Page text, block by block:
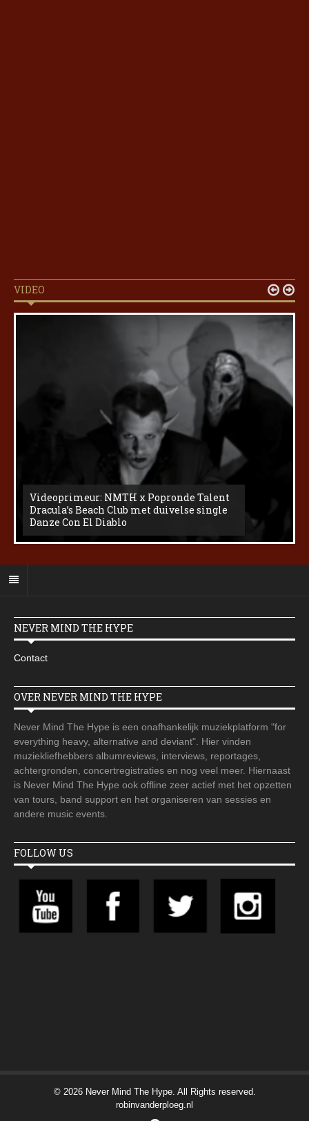
VIDEO
Videoprimeur: NMTH x Popronde Talent
Dracula’s Beach Club met duivelse single
Danze Con El Diablo
 
NEVER MIND THE HYPE
Contact
OVER NEVER MIND THE HYPE
Never Mind The Hype is een onafhankelijk muziekplatform "for
everything heavy, alternative and deviant". Hier vinden
muziekliefhebbers albumreviews, interviews, reportages,
achtergronden, concertregistraties en nog veel meer. Hiernaast
is Never Mind The Hype ook offline zeer actief met het opzetten
van tours, band support en het organiseren van sessies en
andere music events.
FOLLOW US
© 2026 Never Mind The Hype. All Rights reserved.
robinvanderploeg.nl